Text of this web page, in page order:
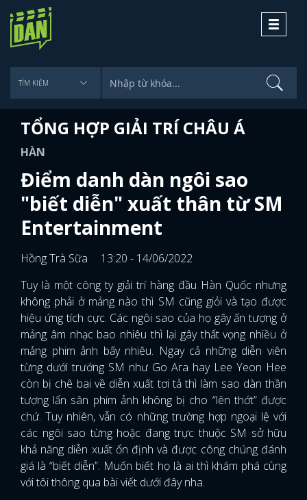
Toggle
TỔNG HỢP GIẢI TRÍ CHÂU Á
HÀN
Điểm danh dàn ngôi sao
"biết diễn" xuất thân từ SM
Entertainment
Hồng Trà Sữa
13:20 - 14/06/2022
Tuy là một công ty giải trí hàng đầu Hàn Quốc nhưng
không phải ở mảng nào thì SM cũng giỏi và tạo được
hiệu ứng tích cực. Các ngôi sao của họ gây ấn tượng ở
mảng âm nhạc bao nhiêu thì lại gây thất vọng nhiều ở
mảng phim ảnh bấy nhiêu. Ngay cả những diễn viên
từng dưới trướng SM như Go Ara hay Lee Yeon Hee
còn bị chê bai về diễn xuất tơi tả thì làm sao dàn thần
tượng lấn sân phim ảnh không bị cho “lên thớt” được
chứ. Tuy nhiên, vẫn có những trường hợp ngoại lệ với
các ngôi sao từng hoặc đang trực thuộc SM sở hữu
khả năng diễn xuất ổn định và được công chúng đánh
giá là “biết diễn”. Muốn biết họ là ai thì khám phá cùng
với tôi thông qua bài viết dưới đây nha.